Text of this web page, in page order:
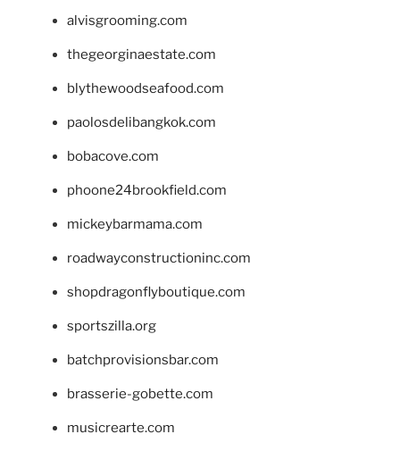
alvisgrooming.com
thegeorginaestate.com
blythewoodseafood.com
paolosdelibangkok.com
bobacove.com
phoone24brookfield.com
mickeybarmama.com
roadwayconstructioninc.com
shopdragonflyboutique.com
sportszilla.org
batchprovisionsbar.com
brasserie-gobette.com
musicrearte.com